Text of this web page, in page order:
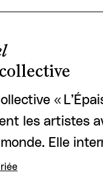
«
les artistes
Elle